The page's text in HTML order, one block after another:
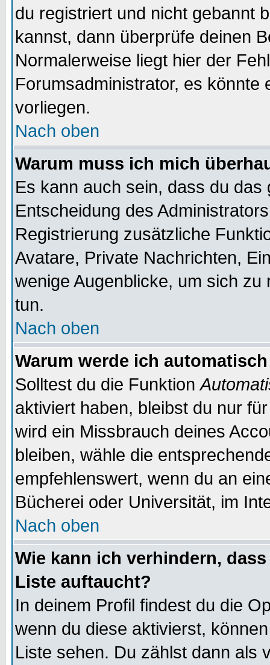
du registriert und nicht gebannt
kannst, dann überprüfe deinen
Normalerweise liegt hier der
Forumsadministrator, es könnte
vorliegen.
Nach oben
Warum muss ich mich
Es kann auch sein, dass du
Entscheidung des
Registrierung zusätzliche
Avatare, Private Nachrichten,
wenige Augenblicke, um sich
tun.
Nach oben
Warum werde ich
Solltest du die Funktion
aktiviert haben, bleibst du nur
wird ein Missbrauch deines
bleiben, wähle die
empfehlenswert, wenn du an
Bücherei oder Universität, im
Nach oben
Wie kann ich verhindern,
Liste auftaucht?
In deinem Profil findest du die
wenn du diese aktivierst,
Liste sehen. Du zählst dann als